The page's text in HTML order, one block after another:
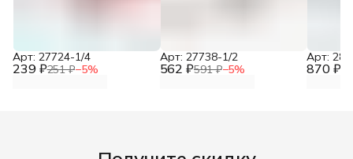
239 ₽251 ₽−5%
Арт: 27724-1/4
562 ₽591 ₽−5%
Арт: 27738-1/2
870 ₽
Арт: